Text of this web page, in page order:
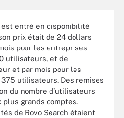
est entré en disponibilité
prix était de 24 dollars
pour les entreprises
utilisateurs, et de
et par mois pour les
utilisateurs. Des remises
du nombre d’utilisateurs
plus grands comptes.
de Rovo Search étaient